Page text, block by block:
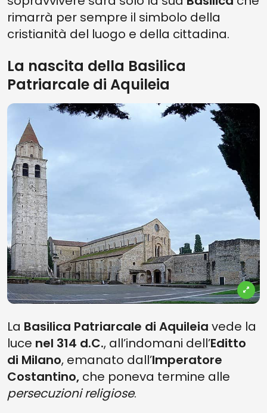
rimarrà per sempre il simbolo della
cristianità del luogo e della cittadina.
La nascita della Basilica
Patriarcale di Aquileia
La Basilica Patriarcale di Aquileia vede la
luce nel 314 d.C., all’indomani dell’Editto
di Milano, emanato dall’Imperatore
Costantino, che poneva termine alle
persecuzioni religiose.